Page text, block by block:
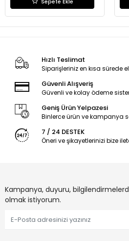
Sepete Ekle
Hızlı Teslimat
Siparişleriniz en kısa sürede
Güvenli Alışveriş
Güvenli ve kolay ödeme
Geniş Ürün Yelpazesi
Binlerce ürün ve kampanya
7 / 24 DESTEK
Öneri ve şikayetlerinizi bize
Kampanya, duyuru,
olmak istiyorum.